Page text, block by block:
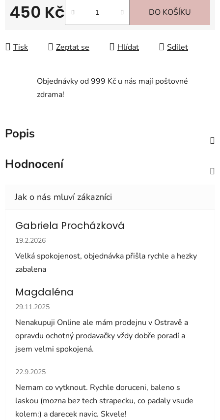
450 Kč DO KOŠÍKU
Tisk Zeptat se Hlídat Sdílet
Objednávky od 999 Kč u nás mají poštovné
zdrama!
Popis
Hodnocení
Gabriela Procházková
Hodnocení obchodu je 5 z 5 hvězdiček.
19.2.2026
Velká spokojenost, objednávka přišla rychle a hezky
zabalena
Magdaléna
Hodnocení obchodu je 5 z 5 hvězdiček.
29.11.2025
Nenakupuji Online ale mám prodejnu v Ostravě a
opravdu ochotný prodavačky vždy dobře poradí a
jsem velmi spokojená.
Hodnocení obchodu je 5 z 5 hvězdiček.
22.9.2025
Nemam co vytknout. Rychle doruceni, baleno s
laskou (mozna bez tech strapecku, co padaly vsude
kolem:) a darecek navic. Skvele!